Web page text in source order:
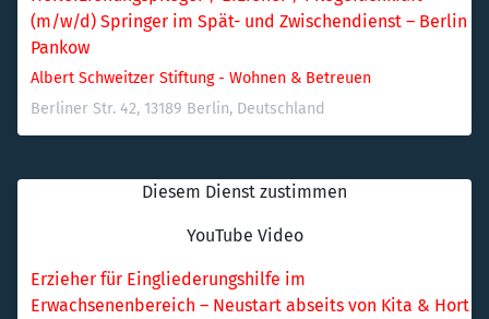
(m/w/d) Springer im Spät- und Zwischendienst – Berlin
Pankow
Albert Schweitzer Stiftung - Wohnen & Betreuen
Berliner Str. 42, 13189 Berlin, Deutschland
Diesem Dienst zustimmen
YouTube Video
Erzieher für Eingliederungshilfe im
Erwachsenenbereich – Neustart abseits von Kita & Hort